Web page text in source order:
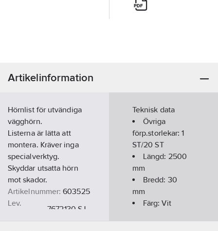
Artikelinformation
Hörnlist för utvändiga
vägghörn.
Listerna är lätta att
montera. Kräver inga
specialverktyg.
Skyddar utsatta hörn
mot skador.
Artikelnummer: 603525
Lev.
7672130-SJ
Teknisk data
Övriga
förp.storlekar:1
ST/20 ST
Längd: 2500
mm
Bredd: 30
mm
Färg:Vit